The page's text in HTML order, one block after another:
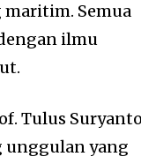
Semua
ilmu
Tulus Suryanto
unggulan yang